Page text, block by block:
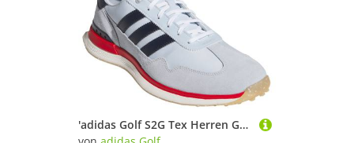
'adidas Golf S2G Tex Herren Golfschuh blau/navy/rot'